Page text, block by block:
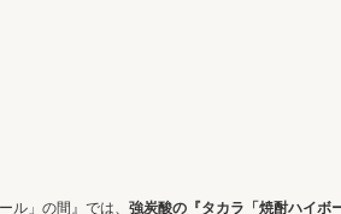
ル」の間』では、 強炭酸の『タカラ「焼酎ハイボ